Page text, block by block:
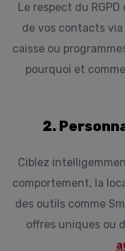
Le respect du
de vos contacts
caisse ou
pourquoi et
2.
Ciblez
comportement, la
des outils comme
offres uniques ou